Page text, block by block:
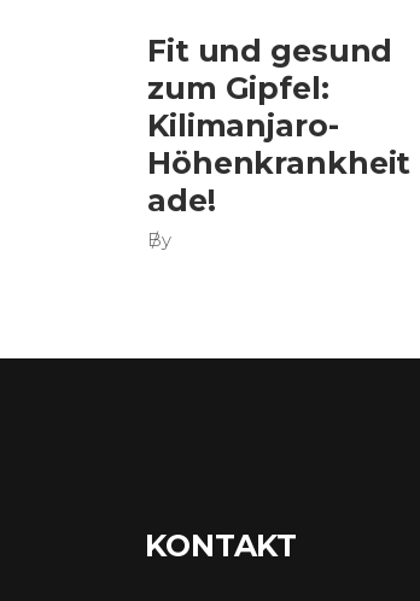
Fit und gesund
zum Gipfel:
Kilimanjaro-
Höhenkrankheit
ade!
By
KONTAKT